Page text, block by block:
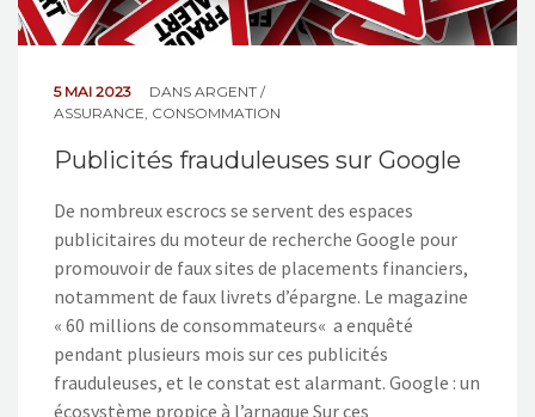
5 MAI 2023 DANS ARGENT /
ASSURANCE CONSOMMATION
Publicités frauduleuses sur Google
De nombreux escrocs se servent des espaces
publicitaires du moteur de recherche Google pour
promouvoir de faux sites de placements financiers,
notamment de faux livrets d’épargne. Le magazine
« 60 millions de consommateurs« a enquêté
pendant plusieurs mois sur ces publicités
frauduleuses, et le constat est alarmant. Google : un
écosystème propice à l’arnaque Sur ces